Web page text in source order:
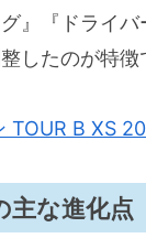
ール
』『ドライ
したのが特徴
TOUR B XS
な進化点